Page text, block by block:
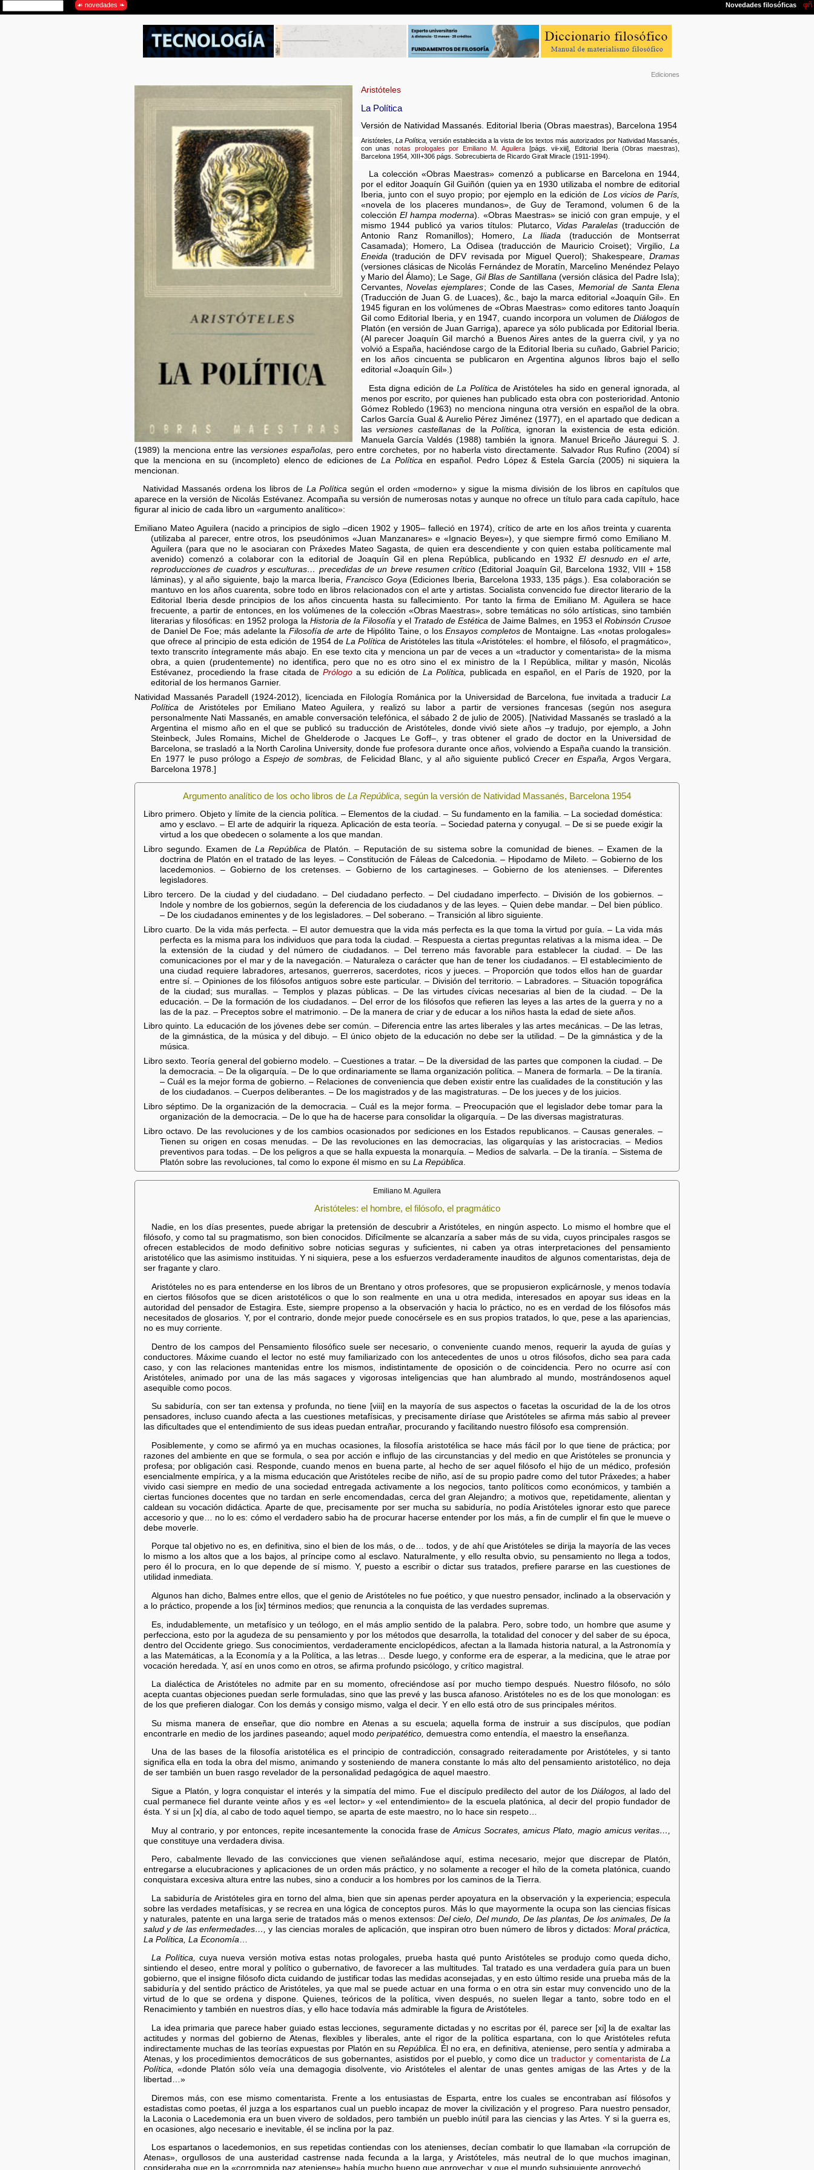
Ediciones
Aristóteles
La Política
Versión de Natividad Massanés. Editorial Iberia (Obras maestras), Barcelona 1954
Aristóteles, La Política, versión establecida a la vista de los textos más autorizados por Natividad Massanés,
con unas notas prologales por Emiliano M. Aguilera [págs. vii-xiii], Editorial Iberia (Obras maestras),
Barcelona 1954, XIII+306 págs. Sobrecubierta de Ricardo Giralt Miracle (1911-1994).
La colección «Obras Maestras» comenzó a publicarse en Barcelona en 1944,
por el editor Joaquín Gil Guiñón (quien ya en 1930 utilizaba el nombre de editorial
Iberia, junto con el suyo propio; por ejemplo en la edición de Los vicios de París,
«novela de los placeres mundanos», de Guy de Teramond, volumen 6 de la
colección El hampa moderna). «Obras Maestras» se inició con gran empuje, y el
mismo 1944 publicó ya varios títulos: Plutarco, Vidas Paralelas(traducción de
Antonio Ranz Romanillos); Homero,La Iliada (traducción de Montserrat
Casamada); Homero, La Odisea (traducción de Mauricio Croiset); Virgilio, La
Eneida(tradución de DFV revisada por Miguel Querol); Shakespeare, Dramas
(versiones clásicas de Nicolás Fernández de Moratín, Marcelino Menéndez Pelayo
y Mario del Álamo); Le Sage, Gil Blas de Santillana (versión clásica del Padre Isla);
Cervantes,Novelas ejemplares; Conde de las Cases, Memorial de Santa Elena
(Traducción de Juan G. de Luaces), &c., bajo la marca editorial «Joaquín Gil». En
1945 figuran en los volúmenes de «Obras Maestras» como editores tanto Joaquín
Gil como Editorial Iberia, y en 1947, cuando incorpora un volumen deDiálogos de
Platón (en versión de Juan Garriga), aparece ya sólo publicada por Editorial Iberia.
(Al parecer Joaquín Gil marchó a Buenos Aires antes de la guerra civil, y ya no
volvió a España, haciéndose cargo de la Editorial Iberia su cuñado, Gabriel Paricio;
en los años cincuenta se publicaron en Argentina algunos libros bajo el sello
editorial «Joaquín Gil».)
Esta digna edición deLa Política de Aristóteles ha sido en general ignorada, al
menos por escrito, por quienes han publicado esta obra con posterioridad. Antonio
Gómez Robledo (1963) no menciona ninguna otra versión en español de la obra.
Carlos García Gual & Aurelio Pérez Jiménez (1977), en el apartado que dedican a
lasversiones castellanas de laPolítica,
ignoran la existencia de esta edición.
Manuela García Valdés (1988) también la ignora. Manuel Briceño Jáuregui S. J.
(1989) la menciona entre lasversiones españolas,
pero entre corchetes, por no haberla visto directamente. Salvador Rus Rufino (2004) sí
que la menciona en su (incompleto) elenco de ediciones de La Política en español. Pedro López & Estela García (2005) ni siquiera la
mencionan.
Natividad Massanés ordena los libros de La Política según el orden «moderno» y sigue la misma división de los libros en capítulos que
aparece en la versión de Nicolás Estévanez. Acompaña su versión de numerosas notas y aunque no ofrece un título para cada capítulo, hace
figurar al inicio de cada libro un «argumento analítico»:
Emiliano Mateo Aguilera (nacido a principios de siglo –dicen 1902 y 1905– falleció en 1974), crítico de arte en los años treinta y cuarenta
(utilizaba al parecer, entre otros, los pseudónimos «Juan Manzanares» e «Ignacio Beyes»), y que siempre firmó como Emiliano M.
Aguilera (para que no le asociaran con Práxedes Mateo Sagasta, de quien era descendiente y con quien estaba políticamente mal
avenido) comenzó a colaborar con la editorial de Joaquín Gil en plena República, publicando en 1932 El desnudo en el arte,
reproducciones de cuadros y esculturas… precedidas de un breve resumen crítico (Editorial Joaquín Gil, Barcelona 1932, VIII + 158
láminas), y al año siguiente, bajo la marca Iberia, Francisco Goya (Ediciones Iberia, Barcelona 1933, 135 págs.). Esa colaboración se
mantuvo en los años cuarenta, sobre todo en libros relacionados con el arte y artistas. Socialista convencido fue director literario de la
Editorial Iberia desde principios de los años cincuenta hasta su fallecimiento. Por tanto la firma de Emiliano M. Aguilera se hace
frecuente, a partir de entonces, en los volúmenes de la colección «Obras Maestras», sobre temáticas no sólo artísticas, sino también
literarias y filosóficas: en 1952 prologa la Historia de la Filosofía y el Tratado de Estética de Jaime Balmes, en 1953 elRobinsón Crusoe
de Daniel De Foe; más adelante la Filosofía de arte de Hipólito Taine, o losEnsayos completosde Montaigne. Las «notas prologales»
que ofrece al principio de esta edición de 1954 deLa Política de Aristóteles las titula «Aristóteles: el hombre, el filósofo, el pragmático»,
texto transcrito íntegramente más abajo. En ese texto cita y menciona un par de veces a un «traductor y comentarista» de la misma
obra, a quien (prudentemente) no identifica, pero que no es otro sino el ex ministro de la I República, militar y masón, Nicolás
Estévanez, procediendo la frase citada dePrólogo a su edición de La Política,
publicada en español, en el París de 1920, por la
editorial de los hermanos Garnier.
Natividad Massanés Paradell (1924-2012), licenciada en Filología Románica por la Universidad de Barcelona, fue invitada a traducirLa
Política de Aristóteles por Emiliano Mateo Aguilera, y realizó su labor a partir de versiones francesas (según nos asegura
personalmente Nati Massanés, en amable conversación telefónica, el sábado 2 de julio de 2005). [Natividad Massanés se trasladó a la
Argentina el mismo año en el que se publicó su traducción de Aristóteles, donde vivió siete años –y tradujo, por ejemplo, a John
Steinbeck, Jules Romains, Michel de Ghelderode o Jacques Le Goff–, y tras obtener el grado de doctor en la Universidad de
Barcelona, se trasladó a la North Carolina University, donde fue profesora durante once años, volviendo a España cuando la transición.
En 1977 le puso prólogo aEspejo de sombras, de Felicidad Blanc, y al año siguiente publicóCrecer en España,
Argos Vergara,
Barcelona 1978.]
Argumento analítico de los ocho libros de La República, según la versión de Natividad Massanés, Barcelona 1954
Libro primero. Objeto y límite de la ciencia política. – Elementos de la ciudad. – Su fundamento en la familia. – La sociedad doméstica:
amo y esclavo. – El arte de adquirir la riqueza. Aplicación de esta teoría. – Sociedad paterna y conyugal. – De si se puede exigir la
virtud a los que obedecen o solamente a los que mandan.
Libro segundo. Examen de La República de Platón. – Reputación de su sistema sobre la comunidad de bienes. – Examen de la
doctrina de Platón en el tratado de las leyes. – Constitución de Fáleas de Calcedonia. – Hipodamo de Mileto. – Gobierno de los
lacedemonios. – Gobierno de los cretenses. – Gobierno de los cartagineses. – Gobierno de los atenienses. – Diferentes
legisladores.
Libro tercero. De la ciudad y del ciudadano. – Del ciudadano perfecto. – Del ciudadano imperfecto. – División de los gobiernos. –
Indole y nombre de los gobiernos, según la deferencia de los ciudadanos y de las leyes. – Quien debe mandar. – Del bien público.
– De los ciudadanos eminentes y de los legisladores. – Del soberano. – Transición al libro siguiente.
Libro cuarto. De la vida más perfecta. – El autor demuestra que la vida más perfecta es la que toma la virtud por guía. – La vida más
perfecta es la misma para los individuos que para toda la ciudad. – Respuesta a ciertas preguntas relativas a la misma idea. – De
la extensión de la ciudad y del número de ciudadanos. – Del terreno más favorable para establecer la ciudad. – De las
comunicaciones por el mar y de la navegación. – Naturaleza o carácter que han de tener los ciudadanos. – El establecimiento de
una ciudad requiere labradores, artesanos, guerreros, sacerdotes, ricos y jueces. – Proporción que todos ellos han de guardar
entre sí. – Opiniones de los filósofos antiguos sobre este particular. – División del territorio. – Labradores. – Situación topográfica
de la ciudad; sus murallas. – Templos y plazas públicas. – De las virtudes cívicas necesarias al bien de la ciudad. – De la
educación. – De la formación de los ciudadanos. – Del error de los filósofos que refieren las leyes a las artes de la guerra y no a
las de la paz. – Preceptos sobre el matrimonio. – De la manera de criar y de educar a los niños hasta la edad de siete años.
Libro quinto. La educación de los jóvenes debe ser común. – Diferencia entre las artes liberales y las artes mecánicas. – De las letras,
de la gimnástica, de la música y del dibujo. – El único objeto de la educación no debe ser la utilidad. – De la gimnástica y de la
música.
Libro sexto. Teoría general del gobierno modelo. – Cuestiones a tratar. – De la diversidad de las partes que componen la ciudad. – De
la democracia. – De la oligarquía. – De lo que ordinariamente se llama organización política. – Manera de formarla. – De la tiranía.
– Cuál es la mejor forma de gobierno. – Relaciones de conveniencia que deben existir entre las cualidades de la constitución y las
de los ciudadanos. – Cuerpos deliberantes. – De los magistrados y de las magistraturas. – De los jueces y de los juicios.
Libro séptimo. De la organización de la democracia. – Cuál es la mejor forma. – Preocupación que el legislador debe tomar para la
organización de la democracia. – De lo que ha de hacerse para consolidar la oligarquía. – De las diversas magistraturas.
Libro octavo. De las revoluciones y de los cambios ocasionados por sediciones en los Estados republicanos. – Causas generales. –
Tienen su origen en cosas menudas. – De las revoluciones en las democracias, las oligarquías y las aristocracias. – Medios
preventivos para todas. – De los peligros a que se halla expuesta la monarquía. – Medios de salvarla. – De la tiranía. – Sistema de
Platón sobre las revoluciones, tal como lo expone él mismo en su La República
Emiliano M. Aguilera
Aristóteles: el hombre, el filósofo, el pragmático
Nadie, en los días presentes, puede abrigar la pretensión de descubrir a Aristóteles, en ningún aspecto. Lo mismo el hombre que el
filósofo, y como tal su pragmatismo, son bien conocidos. Difícilmente se alcanzaría a saber más de su vida, cuyos principales rasgos se
ofrecen establecidos de modo definitivo sobre noticias seguras y suficientes, ni caben ya otras interpretaciones del pensamiento
aristotélico que las asimismo instituidas. Y ni siquiera, pese a los esfuerzos verdaderamente inauditos de algunos comentaristas, deja de
ser fragante y claro.
Aristóteles no es para entenderse en los libros de un Brentano y otros profesores, que se propusieron explicárnosle, y menos todavía
en ciertos filósofos que se dicen aristotélicos o que lo son realmente en una u otra medida, interesados en apoyar sus ideas en la
autoridad del pensador de Estagira. Este, siempre propenso a la observación y hacia lo práctico, no es en verdad de los filósofos más
necesitados de glosarios. Y, por el contrario, donde mejor puede conocérsele es en sus propios tratados, lo que, pese a las apariencias,
no es muy corriente.
Dentro de los campos del Pensamiento filosófico suele ser necesario, o conveniente cuando menos, requerir la ayuda de guías y
conductores. Máxime cuando el lector no esté muy familiarizado con los antecedentes de unos u otros filósofos, dicho sea para cada
caso, y con las relaciones mantenidas entre los mismos, indistintamente de oposición o de coincidencia. Pero no ocurre así con
Aristóteles, animado por una de las más sagaces y vigorosas inteligencias que han alumbrado al mundo, mostrándosenos aquel
asequible como pocos.
Su sabiduría, con ser tan extensa y profunda, no tiene [viii] en la mayoría de sus aspectos o facetas la oscuridad de la de los otros
pensadores, incluso cuando afecta a las cuestiones metafísicas, y precisamente diríase que Aristóteles se afirma más sabio al preveer
las dificultades que el entendimiento de sus ideas puedan entrañar, procurando y facilitando nuestro filósofo esa comprensión.
Posiblemente, y como se afirmó ya en muchas ocasiones, la filosofía aristotélica se hace más fácil por lo que tiene de práctica; por
razones del ambiente en que se formula, o sea por acción e influjo de las circunstancias y del medio en que Aristóteles se pronuncia y
profesa; por obligación casi. Responde, cuando menos en buena parte, al hecho de ser aquel filósofo el hijo de un médico, profesión
esencialmente empírica, y a la misma educación que Aristóteles recibe de niño, así de su propio padre como del tutor Práxedes; a haber
vivido casi siempre en medio de una sociedad entregada activamente a los negocios, tanto políticos como económicos, y también a
ciertas funciones docentes que no tardan en serle encomendadas, cerca del gran Alejandro; a motivos que, repetidamente, alientan y
caldean su vocación didáctica. Aparte de que, precisamente por ser mucha su sabiduría, no podía Aristóteles ignorar esto que parece
accesorio y que… no lo es: cómo el verdadero sabio ha de procurar hacerse entender por los más, a fin de cumplir el fin que le mueve o
debe moverle.
Porque tal objetivo no es, en definitiva, sino el bien de los más, o de… todos, y de ahí que Aristóteles se dirija la mayoría de las veces
lo mismo a los altos que a los bajos, al príncipe como al esclavo. Naturalmente, y ello resulta obvio, su pensamiento no llega a todos,
pero él lo procura, en lo que depende de sí mismo. Y, puesto a escribir o dictar sus tratados, prefiere pararse en las cuestiones de
utilidad inmediata.
Algunos han dicho, Balmes entre ellos, que el genio de Aristóteles no fue poético, y que nuestro pensador, inclinado a la observación y
a lo práctico, propende a los [ix] términos medios; que renuncia a la conquista de las verdades supremas.
Es, indudablemente, un metafísico y un teólogo, en el más amplio sentido de la palabra. Pero, sobre todo, un hombre que asume y
perfecciona, esto por la agudeza de su pensamiento y por los métodos que desarrolla, la totalidad del conocer y del saber de su época,
dentro del Occidente griego. Sus conocimientos, verdaderamente enciclopédicos, afectan a la llamada historia natural, a la Astronomía y
a las Matemáticas, a la Economía y a la Política, a las letras… Desde luego, y conforme era de esperar, a la medicina, que le atrae por
vocación heredada. Y, así en unos como en otros, se afirma profundo psicólogo, y crítico magistral.
La dialéctica de Aristóteles no admite par en su momento, ofreciéndose así por mucho tiempo después. Nuestro filósofo, no sólo
acepta cuantas objeciones puedan serle formuladas, sino que las prevé y las busca afanoso. Aristóteles no es de los que monologan: es
de los que prefieren dialogar. Con los demás y consigo mismo, valga el decir. Y en ello está otro de sus principales méritos.
Su misma manera de enseñar, que dio nombre en Atenas a su escuela; aquella forma de instruir a sus discípulos, que podían
encontrarle en medio de los jardines paseando; aquel modo peripatético, demuestra como entendía, el maestro la enseñanza.
Una de las bases de la filosofía aristotélica es el principio de contradicción, consagrado reiteradamente por Aristóteles, y si tanto
significa ella en toda la obra del mismo, animando y sosteniendo de manera constante lo más alto del pensamiento aristotélico, no deja
de ser también un buen rasgo revelador de la personalidad pedagógica de aquel maestro.
Sigue a Platón, y logra conquistar el interés y la simpatía del mimo. Fue el discípulo predilecto del autor de los Diálogos, al lado del
cual permanece fiel durante veinte años y es «el lector» y «el entendimiento» de la escuela platónica, al decir del propio fundador de
ésta. Y si un [x] día, al cabo de todo aquel tiempo, se aparta de este maestro, no lo hace sin respeto…
Muy al contrario, y por entonces, repite incesantemente la conocida frase de Amicus Socrates, amicus Plato, magio amicus veritas…,
que constituye una verdadera divisa.
Pero, cabalmente llevado de las convicciones que vienen señalándose aquí, estima necesario, mejor que discrepar de Platón,
entregarse a elucubraciones y aplicaciones de un orden más práctico, y no solamente a recoger el hilo de la cometa platónica, cuando
conquistara excesiva altura entre las nubes, sino a conducir a los hombres por los caminos de la Tierra.
La sabiduría de Aristóteles gira en torno del alma, bien que sin apenas perder apoyatura en la observación y la experiencia; especula
sobre las verdades metafísicas, y se recrea en una lógica de conceptos puros. Más lo que mayormente la ocupa son las ciencias físicas
y naturales, patente en una larga serie de tratados más o menos extensos: Del cielo, Del mundo, De las plantas, De los animales, De la
salud y de las enfermedades…,
y las ciencias morales de aplicación, que inspiran otro buen número de libros y dictados:Moral práctica,
La Política, La Economía
La Política, cuya nueva versión motiva estas notas prologales, prueba hasta qué punto Aristóteles se produjo como queda dicho,
sintiendo el deseo, entre moral y político o gubernativo, de favorecer a las multitudes. Tal tratado es una verdadera guía para un buen
gobierno, que el insigne filósofo dicta cuidando de justificar todas las medidas aconsejadas, y en esto último reside una prueba más de la
sabiduría y del sentido práctico de Aristóteles, ya que mal se puede actuar en una forma o en otra sin estar muy convencido uno de la
virtud de lo que se ordena y dispone. Quienes, teóricos de la política, viven después, no suelen llegar a tanto, sobre todo en el
Renacimiento y también en nuestros días, y ello hace todavía más admirable la figura de Aristóteles.
La idea primaria que parece haber guiado estas lecciones, seguramente dictadas y no escritas por él, parece ser [xi] la de exaltar las
actitudes y normas del gobierno de Atenas, flexibles y liberales, ante el rigor de la política espartana, con lo que Aristóteles refuta
indirectamente muchas de las teorías expuestas por Platón en su República.
Él no era, en definitiva, ateniense, pero sentía y admiraba a
Atenas, y los procedimientos democráticos de sus gobernantes, asistidos por el pueblo, y como dice un traductor y comentarista deLa
Política,
«donde Platón sólo veía una demagogia disolvente, vio Aristóteles el alentar de unas gentes amigas de las Artes y de la
libertad…»
Diremos más, con ese mismo comentarista. Frente a los entusiastas de Esparta, entre los cuales se encontraban así filósofos y
estadistas como poetas, él juzga a los espartanos cual un pueblo incapaz de mover la civilización y el progreso. Para nuestro pensador,
la Laconia o Lacedemonia era un buen vivero de soldados, pero también un pueblo inútil para las ciencias y las Artes. Y si la guerra es,
en ocasiones, algo necesario e inevitable, él se inclina por la paz.
Los espartanos o lacedemonios, en sus repetidas contiendas con los atenienses, decían combatir lo que llamaban «la corrupción de
Atenas», orgullosos de una austeridad castrense nada fecunda a la larga, y Aristóteles, más neutral de lo que muchos imaginan,
consideraba que en la «corrompida paz ateniense» había mucho bueno que aprovechar, y que el mundo subsiguiente aprovechó.